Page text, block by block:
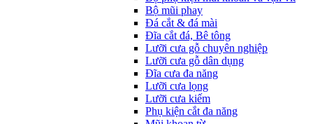
Bộ mũi phay
Đá cắt & đá mài
Đĩa cắt đá, Bê tông
Lưỡi cưa gỗ chuyên nghiệp
Lưỡi cưa gỗ dân dụng
Đĩa cưa đa năng
Lưỡi cưa lọng
Lưỡi cưa kiếm
Phụ kiện cắt đa năng